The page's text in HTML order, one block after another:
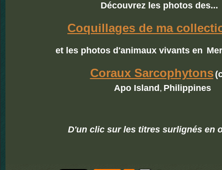
Découvrez les photos des...
Coquillages de ma
et les photos d'animaux vivants en
Coraux Sarcophytons
Apo Island , Philippines
D'un clic sur les titres surlignés en